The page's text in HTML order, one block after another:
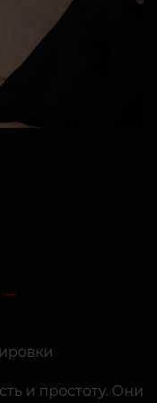
и простоту. Они